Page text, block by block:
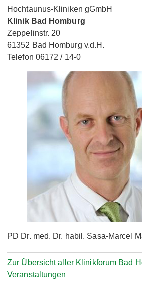
Hochtaunus-Kliniken gGmbH
Klinik Bad Homburg
Zeppelinstr. 20
61352 Bad Homburg v.d.H.
Telefon 06172 / 14-0
PD Dr. med. Dr. habil. Sasa-Marcel
Zur Übersicht aller Klinikforum Bad
Veranstaltungen